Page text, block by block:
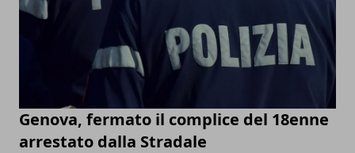
Genova, fermato il complice del 18enne
arrestato dalla Stradale